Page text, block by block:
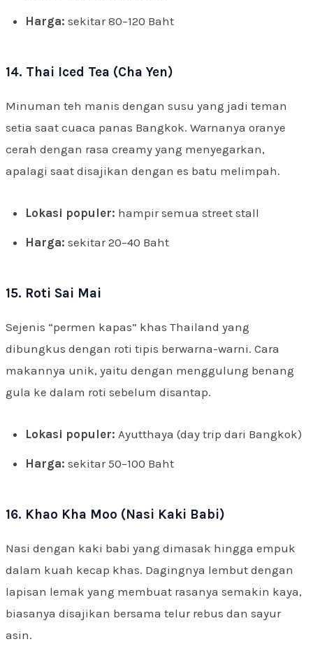
Harga: sekitar 80–120 Baht
14. Thai Iced Tea (Cha Yen)
Minuman teh manis dengan susu yang jadi teman
setia saat cuaca panas Bangkok. Warnanya oranye
cerah dengan rasa creamy yang menyegarkan,
apalagi saat disajikan dengan es batu melimpah.
Lokasi populer: hampir semua street stall
Harga: sekitar 20–40 Baht
15. Roti Sai Mai
Sejenis “permen kapas” khas Thailand yang
dibungkus dengan roti tipis berwarna-warni. Cara
makannya unik, yaitu dengan menggulung benang
gula ke dalam roti sebelum disantap.
Lokasi populer: Ayutthaya (day trip dari Bangkok)
Harga: sekitar 50–100 Baht
16. Khao Kha Moo (Nasi Kaki Babi)
Nasi dengan kaki babi yang dimasak hingga empuk
dalam kuah kecap khas. Dagingnya lembut dengan
lapisan lemak yang membuat rasanya semakin kaya,
biasanya disajikan bersama telur rebus dan sayur
asin.